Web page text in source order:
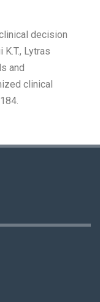
decision
Lytras
and
clinical